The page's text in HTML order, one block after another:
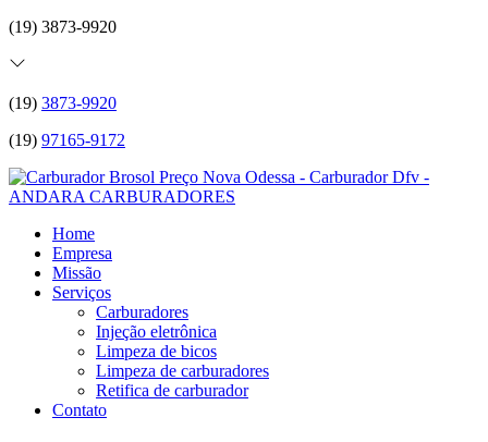
(19) 3873-9920
(19) 3873-9920
(19) 97165-9172
Home
Empresa
Missão
Serviços
Carburadores
Injeção eletrônica
Limpeza de bicos
Limpeza de carburadores
Retifica de carburador
Contato